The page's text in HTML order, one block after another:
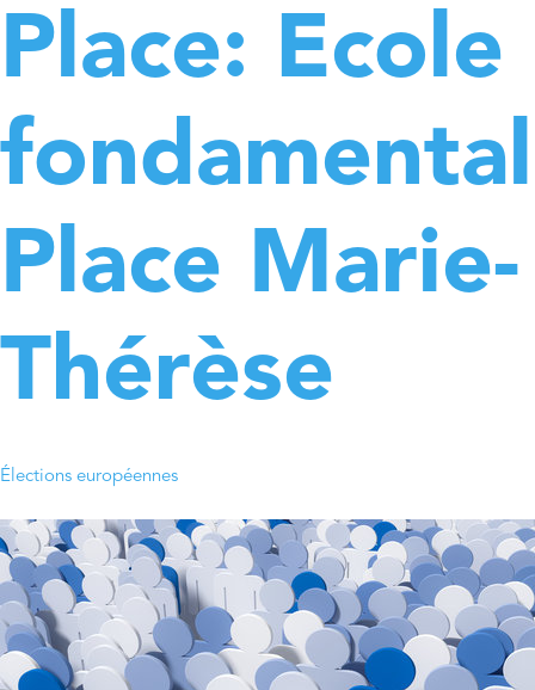
Place: Ecole
Place Marie-
Thérèse
Élections européennes